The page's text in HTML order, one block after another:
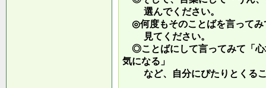
選んでください。
◎何度もそのことばを言ってみ
見てください。
◎ことばにして言ってみて「心
気になる」
など、自分にぴたりとくるこ